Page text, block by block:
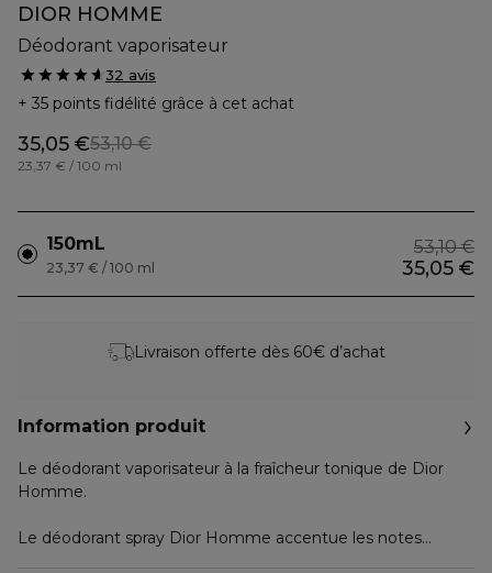
DIOR HOMME
Déodorant vaporisateur
32 avis
35 points fidélité grâce à cet achat
35,05 €53,10 €
23,37 € / 100 ml
150mL 53,10 €
35,05 €
23,37 € / 100 ml
Livraison offerte dès 60€ d’achat
Information produit
Le déodorant vaporisateur à la fraîcheur tonique de Dior
Homme.
Le déodorant spray Dior Homme accentue les notes